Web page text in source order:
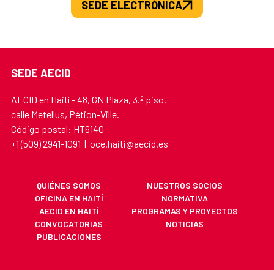
SEDE ELECTRÓNICA
SEDE AECID
AECID en Haití - 48, GN Plaza, 3.º piso,
calle Metellus, Pétion-Ville.
Código postal: HT6140
+1 (509) 2941-1091 | oce.haiti@aecid.es
QUIÉNES SOMOS
NUESTROS SOCIOS
OFICINA EN HAITÍ
NORMATIVA
AECID EN HAITÍ
PROGRAMAS Y PROYECTOS
CONVOCATORIAS
NOTICIAS
PUBLICACIONES